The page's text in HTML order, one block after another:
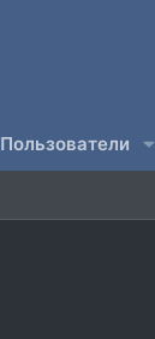
Пользователи